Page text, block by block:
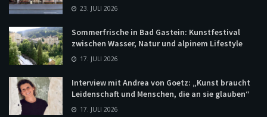
23. JULI 2026
Sommerfrische in Bad Gastein: Kunstfestival
zwischen Wasser, Natur und alpinem Lifestyle
17. JULI 2026
Interview mit Andrea von Goetz: „Kunst braucht
Leidenschaft und Menschen, die an sie glauben“
17. JULI 2026